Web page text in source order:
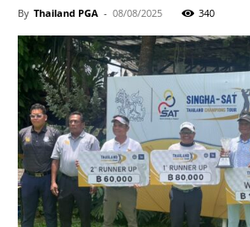
By Thailand PGA - 08/08/2025 340